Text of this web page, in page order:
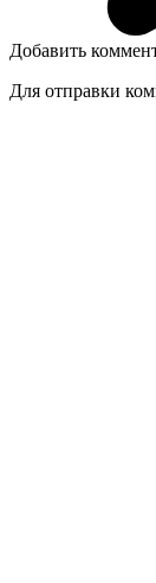
Добавить
Для отправки